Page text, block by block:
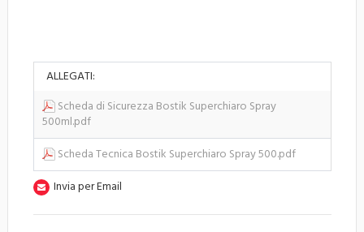
ALLEGATI:
Scheda di Sicurezza Bostik Superchiaro Spray
500ml.pdf
Scheda Tecnica Bostik Superchiaro Spray 500.pdf
Invia per Email